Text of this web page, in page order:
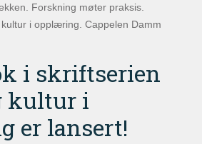
Forskning møter praksis.
i opplæring. Cappelen Damm
i skriftserien
kultur i
er lansert!